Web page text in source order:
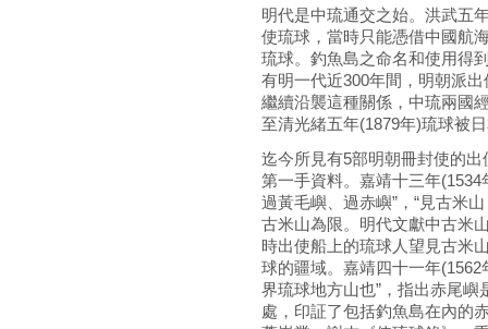
明代是中琉通交之始。洪武五
使琉球，當時只能憑借中國航
琉球。釣魚島之命名和使用得
有明一代近300年間，明朝派
繼續沿襲這種關係，中琉兩國
至清光緒五年(1879年)琉球被
迄今所見有5部明朝冊封使的
第一手資料。嘉靖十三年
過黃毛嶼、過赤嶼”，“見古米
古米山為限。明代文獻中古米
時出使船上的琉球人望見古米
球的疆域。嘉靖四十一年
界琉球地方山也”，指出赤尾
處，印証了包括釣魚島在內的